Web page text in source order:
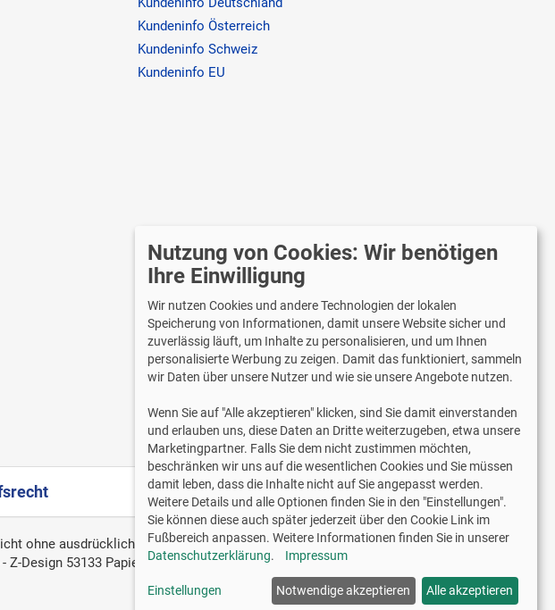
Kundeninfo Österreich
Kundeninfo Schweiz
Kundeninfo EU
Wir versenden mit
Lieferung auch an Packstationen und
Postfilialen
Samstagszustellung
2 Jahre Gewährleistung
ohne ausdrückliche, schriftliche Erlaubnis weiterverwendet werden.
Design 53133 Papier Sticker "Sonne"
Nutzung von Cookies: Wir benötigen
Ihre Einwilligung
Wir nutzen Cookies und andere Technologien der lokalen
Speicherung von Informationen, damit unsere Website sicher und
zuverlässig läuft, um Inhalte zu personalisieren, und um Ihnen
personalisierte Werbung zu zeigen. Damit das funktioniert, sammeln
wir Daten über unsere Nutzer und wie sie unsere Angebote nutzen.
Wenn Sie auf "Alle akzeptieren" klicken, sind Sie damit einverstanden
und erlauben uns, diese Daten an Dritte weiterzugeben, etwa unsere
Marketingpartner. Falls Sie dem nicht zustimmen möchten,
beschränken wir uns auf die wesentlichen Cookies und Sie müssen
damit leben, dass die Inhalte nicht auf Sie angepasst werden.
Weitere Details und alle Optionen finden Sie in den "Einstellungen".
Sie können diese auch später jederzeit über den Cookie Link im
Fußbereich anpassen. Weitere Informationen finden Sie in unserer
Datenschutzerklärung. Impressum
Einstellungen Notwendige akzeptieren Alle akzeptieren